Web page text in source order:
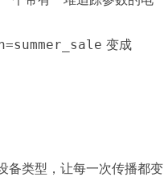
变成
备类型，让每一次传播都变